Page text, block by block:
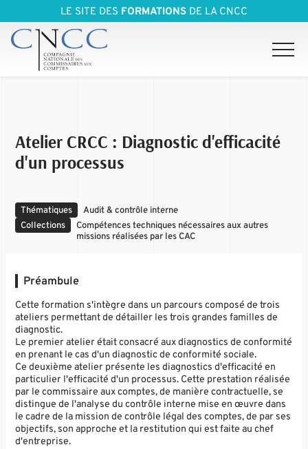
LE SITE DES FORMATIONS DE LA CNCC
Atelier CRCC : Diagnostic d'efficacité
d'un processus
Thématiques
Audit & contrôle interne
Collections
Compétences techniques nécessaires aux autres
missions réalisées par les CAC
Préambule
Cette formation s'intègre dans un parcours composé de trois
ateliers permettant de détailler les trois grandes familles de
diagnostic.
Le premier atelier était consacré aux diagnostics de conformité
en prenant le cas d'un diagnostic de conformité sociale.
Ce deuxième atelier présente les diagnostics d'efficacité en
particulier l'efficacité d'un processus. Cette prestation réalisée
par le commissaire aux comptes, de manière contractuelle, se
distingue de l'analyse du contrôle interne mise en œuvre dans
le cadre de la mission de contrôle légal des comptes, de par ses
objectifs, son approche et la restitution qui est faite au chef
d'entreprise.